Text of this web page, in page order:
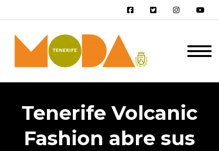
Tenerife Volcanic
Fashion abre sus